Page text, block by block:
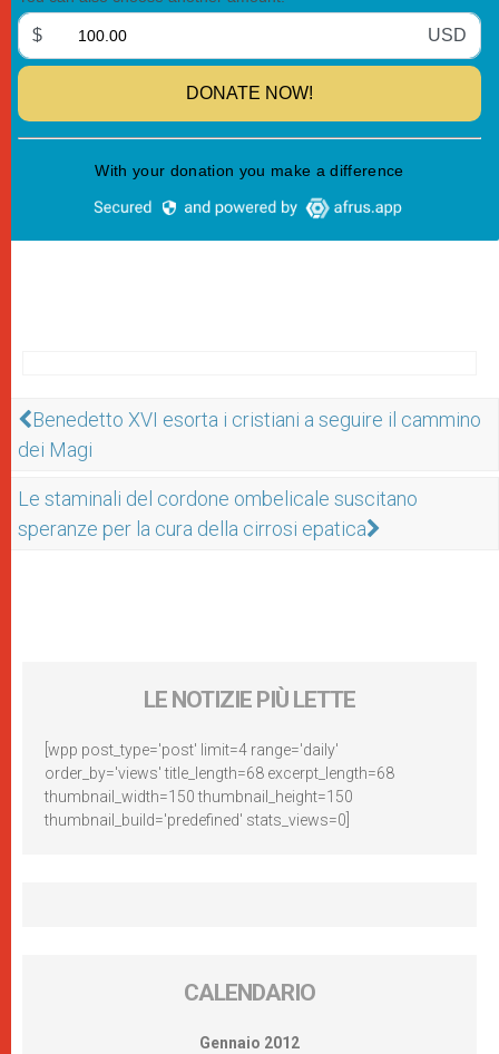
Benedetto XVI esorta i cristiani a seguire il cammino
dei Magi
Le staminali del cordone ombelicale suscitano
speranze per la cura della cirrosi epatica
LE NOTIZIE PIÙ LETTE
[wpp post_type='post' limit=4 range='daily'
order_by='views' title_length=68 excerpt_length=68
thumbnail_width=150 thumbnail_height=150
thumbnail_build='predefined' stats_views=0]
CALENDARIO
Gennaio 2012